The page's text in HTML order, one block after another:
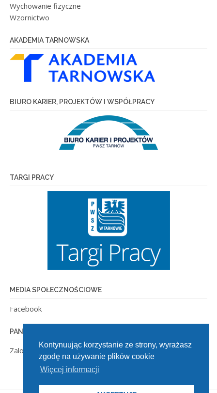
Wychowanie fizyczne
Wzornictwo
AKADEMIA TARNOWSKA
BIURO KARIER, PROJEKTÓW I WSPÓŁPRACY
TARGI PRACY
MEDIA SPOŁECZNOŚCIOWE
Facebook
PANEL ADMINISTRACYJNY
Zaloguj się
Kontynuując korzystanie ze strony, wyrażasz
zgodę na używanie plików cookie
Więcej informacji